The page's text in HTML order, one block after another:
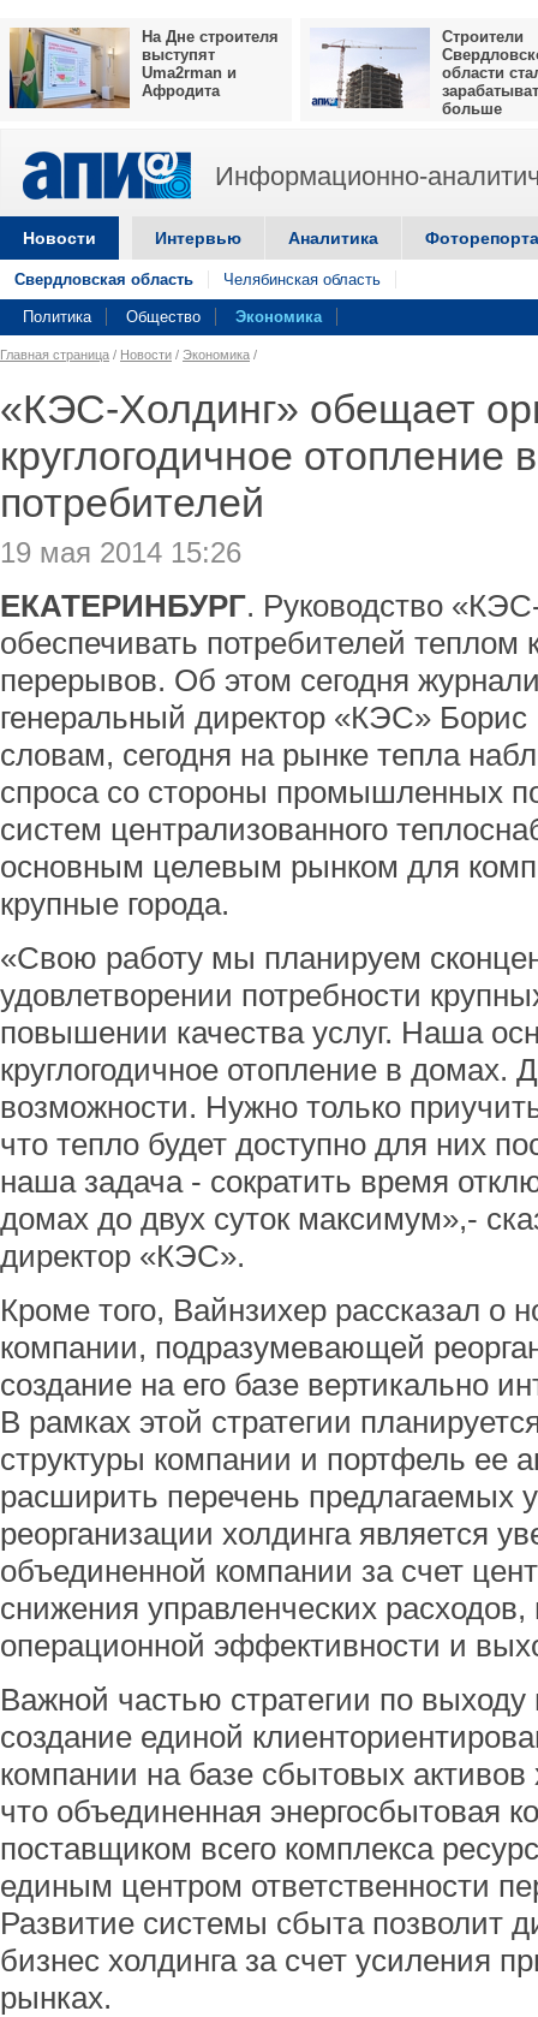
На Дне строителя
выступят
Uma2rman и
Афродита
Строители
области
больше
Информационно-
Новости Интервью Аналитика
Свердловская область Челябинская область
Политика Общество Экономика
Главная страница / Новости / Экономика /
«КЭС-Холдинг» обещает
круглогодичное отопление
потребителей
19 мая 2014 15:26
ЕКАТЕРИНБУРГ. Руководство
обеспечивать потребителей теплом
перерывов. Об этом сегодня
генеральный директор «КЭС» Борис
словам, сегодня на рынке тепла
спроса со стороны промышленных
систем централизованного
основным целевым рынком для
крупные города.
«Свою работу мы планируем
удовлетворении потребности
повышении качества услуг. Наша
круглогодичное отопление в домах.
возможности. Нужно только
что тепло будет доступно для них
наша задача - сократить время
домах до двух суток максимум»,-
директор «КЭС».
Кроме того, Вайнзихер рассказал о
компании, подразумевающей
создание на его базе вертикально
В рамках этой стратегии
структуры компании и портфель ее
расширить перечень предлагаемых
реорганизации холдинга является
объединенной компании за счет
снижения управленческих
операционной эффективности и
Важной частью стратегии по
создание единой
компании на базе сбытовых активов
что объединенная энергосбытовая
поставщиком всего комплекса
единым центром ответственности
Развитие системы сбыта позволит
бизнес холдинга за счет усиления
рынках.